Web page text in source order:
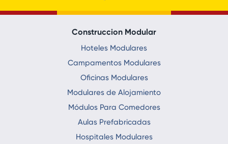
Construccion Modular
Hoteles Modulares
Campamentos Modulares
Oficinas Modulares
Modulares de Alojamiento
Módulos Para Comedores
Aulas Prefabricadas
Hospitales Modulares